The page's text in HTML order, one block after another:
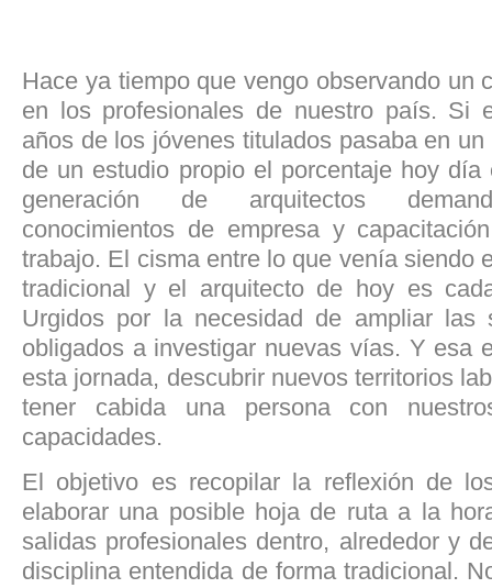
Hace ya tiempo que vengo observando un
en los profesionales de nuestro país. Si
años de los jóvenes titulados pasaba en
de un estudio propio el porcentaje hoy
generación de arquitectos
conocimientos de empresa y
trabajo. El cisma entre lo que venía siendo
tradicional y el arquitecto de hoy es
Urgidos por la necesidad de ampliar las
obligados a investigar nuevas vías. Y esa
esta jornada, descubrir nuevos territorios
tener cabida una persona con
capacidades.
El objetivo es recopilar la reflexión de
elaborar una posible hoja de ruta a la
salidas profesionales dentro, alrededor y
disciplina entendida de forma tradicional.